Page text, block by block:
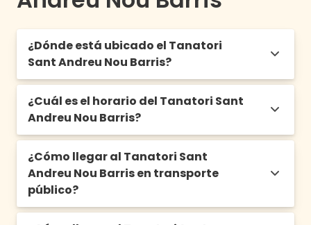
¿Dónde está ubicado el Tanatori
Sant Andreu Nou Barris?
Avinguda de Rio de Janeiro, 55, 08016
Barcelona
¿Cuál es el horario del Tanatori Sant
Andreu Nou Barris?
Abierto de 8:00h a 21:00h los 365 días del
año
¿Cómo llegar al Tanatori Sant
Andreu Nou Barris en transporte
público?